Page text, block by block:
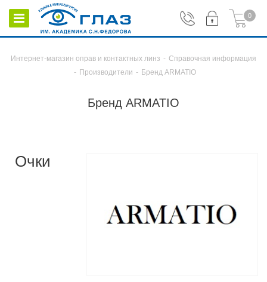
0
Интернет-магазин оправ и контактных линз - Справочная информация
- Производители - Бренд ARMATIO
Бренд ARMATIO
Очки